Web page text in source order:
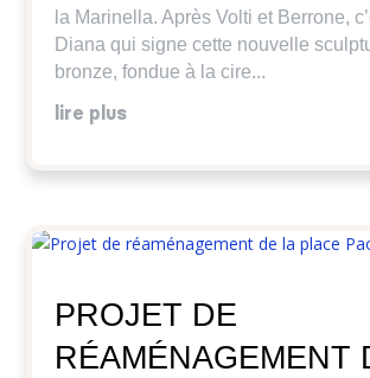
la Marinella. Après Volti et Berrone,
Diana qui signe cette nouvelle
bronze, fondue à la cire...
lire plus
PROJET DE
RÉAMÉNAGEMENT